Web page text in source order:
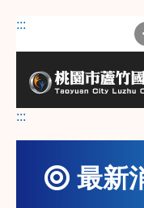
跳
容
:::
:::
最新